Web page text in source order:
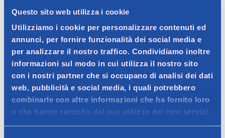
Questo sito web utilizza i cookie
Utilizziamo i cookie per personalizzare contenuti ed
annunci, per fornire funzionalità dei social media e
per analizzare il nostro traffico. Condividiamo inoltre
informazioni sul modo in cui utilizza il nostro sito
con i nostri partner che si occupano di analisi dei dati
web, pubblicità e social media, i quali potrebbero
combinarle con altre informazioni che ha fornito loro
o che hanno raccolto dal suo utilizzo dei loro servizi.
Spedizione Resi Contattaci Faq